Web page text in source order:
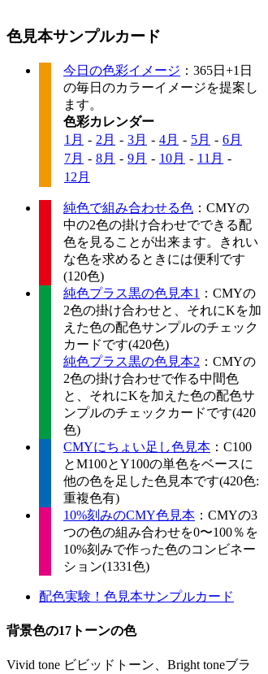
色見本サンプルカード
今日の色彩イメージ ：365日+1日
の毎日のカラーイメージを提案し
ます。
色彩カレンダー
1月 - 2月 - 3月 - 4月 - 5月 - 6月
7月 - 8月 - 9月 - 10月 - 11月 -
12月
純色で組み合わせる色 ：CMYの
中の2色の掛け合わせでできる配
色を見ることが出来ます。きれい
な色を求めるときには便利です
(120色)
純色プラス黒の色見本1 ：CMYの
2色の掛け合わせと、それにKを加
えた色の配色サンプルのチェック
カードです(420色)
純色プラス黒の色見本2 ：CMYの
2色の掛け合わせで作る中間色
と、それにKを加えた色の配色サ
ンプルのチェックカードです(420
色)
CMYにちょい足し色見本 ：C100
とM100とY100の単色をベースに
他の色を足した色見本です(420色:
重複色有)
10%刻みのCMY色見本 ：CMYの3
つの色の組み合わせを0〜100％を
10%刻みで作った色のコンビネー
ション(1331色)
配色実験！色見本サンプルカード
背景色の17トーンの色
Vivid tone ビビッドトーン、Bright toneブラ